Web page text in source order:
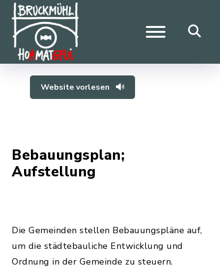
Website vorlesen
Bebauungsplan;
Aufstellung
Die Gemeinden stellen Bebauungspläne auf,
um die städtebauliche Entwicklung und
Ordnung in der Gemeinde zu steuern.